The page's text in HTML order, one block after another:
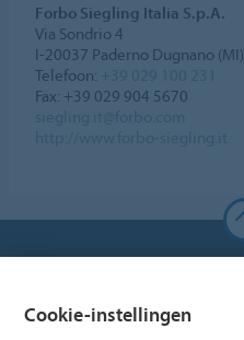
Forbo Siegling Italia S.p.A.
Via Sondrio 4
I-20037 Paderno Dugnano (MI)
Telefoon:
Fax: +39 029 904 5670
Forbo Websites
Forbo Group
Cookie-instellingen